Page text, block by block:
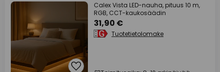
Calex Vista LED-nauha, pituus 10 m,
RGB, CCT-kaukosäädin
31,90 €
Tuotetietolomake